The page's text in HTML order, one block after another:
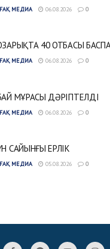
МЕДИА 06.08.2026 0
40 ОТБАСЫ
МЕДИА 06.08.2026 0
МҰРАСЫ ДӘРІПТЕЛДІ
МЕДИА 06.08.2026 0
САЙЫНҒЫ ЕРЛІК
МЕДИА 05.08.2026 0